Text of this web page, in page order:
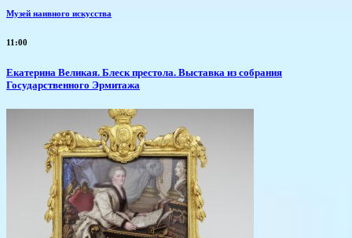
Музей наивного искусства
11:00
Екатерина Великая. Блеск престола. Выставка из собрания
Государственного Эрмитажа